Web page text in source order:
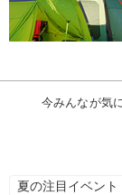
今みんなが気
夏の注目イベン